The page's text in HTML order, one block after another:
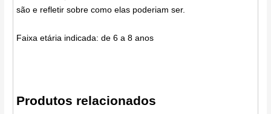
são e refletir sobre como elas poderiam ser.
Faixa etária indicada: de 6 a 8 anos
Produtos relacionados